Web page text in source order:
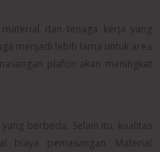
dan tenaga kerja yang
menjadi lebih lama untuk area
plafon akan meningkat
berbeda. Selain itu, kualitas
biaya pemasangan. Material